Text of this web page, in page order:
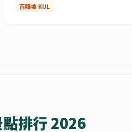
吉隆坡 KUL
排行 2026